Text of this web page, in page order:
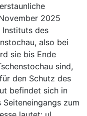
2025
Instituts des
also bei
sie bis Ende
sind,
den Schutz des
befindet sich in
zum